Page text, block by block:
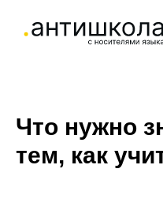
Что нужно
тем, как